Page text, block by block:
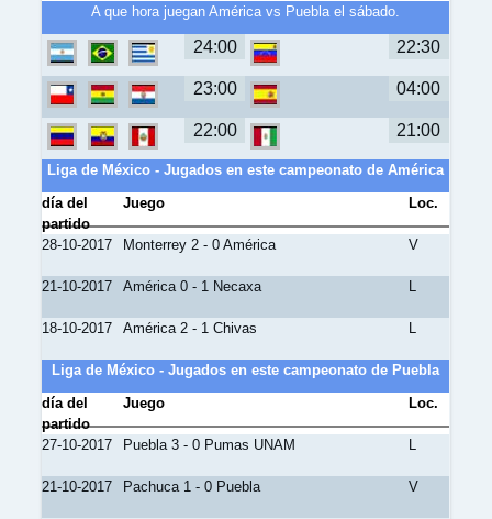
A que hora juegan América vs Puebla el sábado.
24:00 22:30
23:00 04:00
22:00 21:00
Liga de México - Jugados en este campeonato de América
día del
partido
Juego Loc.
28-10-2017 Monterrey 2 - 0 América V
21-10-2017 América 0 - 1 Necaxa L
18-10-2017 América 2 - 1 Chivas L
Liga de México - Jugados en este campeonato de Puebla
día del
partido
Juego Loc.
27-10-2017 Puebla 3 - 0 Pumas UNAM L
21-10-2017 Pachuca 1 - 0 Puebla V